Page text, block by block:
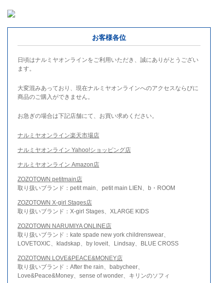
お客様各位
日頃はナルミヤオンラインをご利用いただき、誠にありがとうござい
ます。
大変混みあっており、現在ナルミヤオンラインへのアクセスならびに
商品のご購入ができません。
お急ぎの場合は下記店舗にて、お買い求めください。
ナルミヤオンライン楽天市場店
ナルミヤオンライン Yahoo!ショッピング店
ナルミヤオンライン Amazon店
ZOZOTOWN petitmain店
取り扱いブランド：petit main、petit main LIEN、b・ROOM
ZOZOTOWN X-girl Stages店
取り扱いブランド：X-girl Stages、XLARGE KIDS
ZOZOTOWN NARUMIYA ONLINE店
取り扱いブランド：kate spade new york childrenswear、
LOVETOXIC、kladskap、by loveit、Lindsay、BLUE CROSS
ZOZOTOWN LOVE&PEACE&MONEY店
取り扱いブランド：After the rain、babycheer、
Love&Peace&Money、sense of wonder、キリンのソフィ